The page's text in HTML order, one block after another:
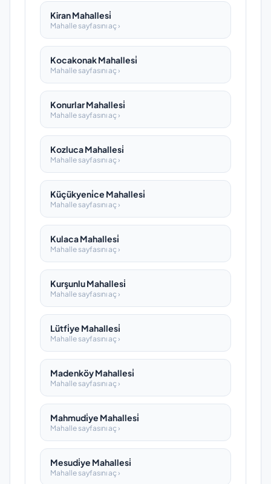
Kiran Mahallesi̇
Mahalle sayfasını aç ›
Kocakonak Mahallesi̇
Mahalle sayfasını aç ›
Konurlar Mahallesi̇
Mahalle sayfasını aç ›
Kozluca Mahallesi̇
Mahalle sayfasını aç ›
Küçükyeni̇ce Mahallesi̇
Mahalle sayfasını aç ›
Kulaca Mahallesi̇
Mahalle sayfasını aç ›
Kurşunlu Mahallesi̇
Mahalle sayfasını aç ›
Lütfi̇ye Mahallesi̇
Mahalle sayfasını aç ›
Madenköy Mahallesi̇
Mahalle sayfasını aç ›
Mahmudi̇ye Mahallesi̇
Mahalle sayfasını aç ›
Mesudi̇ye Mahallesi̇
Mahalle sayfasını aç ›